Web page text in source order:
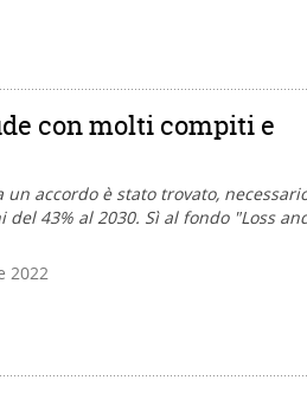
con molti compiti e
accordo è stato trovato,
43% al 2030. Sì al fondo "Loss
2022